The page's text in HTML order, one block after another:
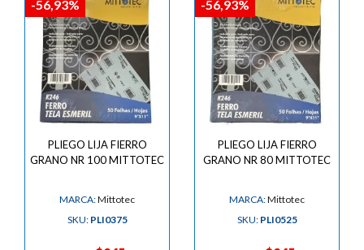
PLIEGO LIJA FIERRO
GRANO NR 100 MITTOTEC
MARCA:Mittotec
SKU: PLI0375
-56,93%
PLIEGO LIJA FIERRO
GRANO NR 80 MITTOTEC
MARCA:Mittotec
SKU: PLI0525
-56,93%